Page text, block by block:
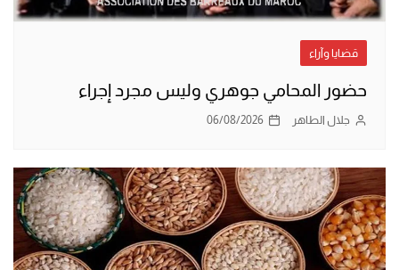
قضايا وآراء
حضور المحامي جوهري وليس مجرد إجراء
جلال الطاهر 06/08/2026